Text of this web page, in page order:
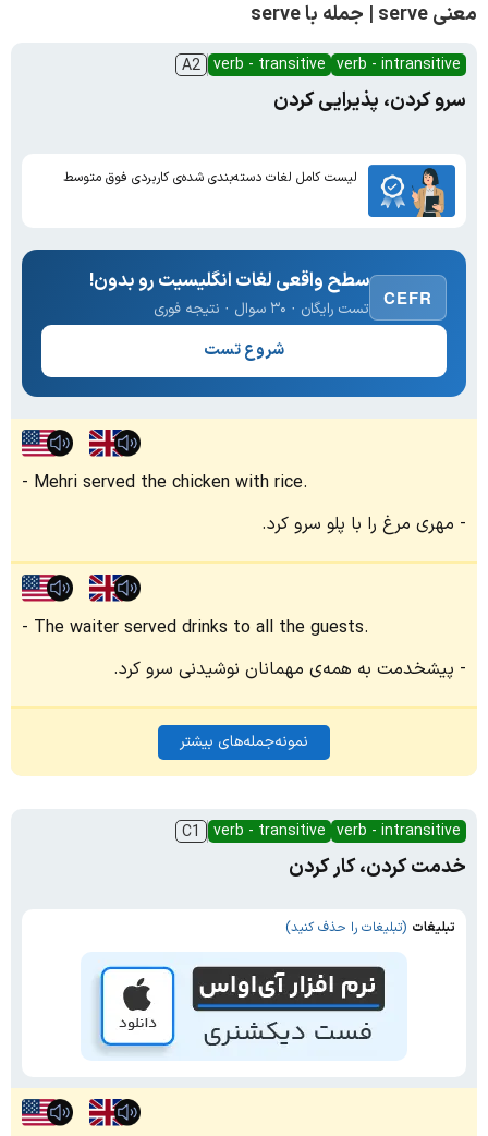
معنی serve | جمله با serve
verb - intransitive
verb - transitive
A2
سرو کردن، پذیرایی کردن
لیست کامل لغات دسته‌بندی شده‌ی کاربردی فوق متوسط
CEFR
سطح واقعی لغات انگلیسیت رو بدون!
تست رایگان · ۳۰ سوال · نتیجه فوری
شروع تست
Mehri served the chicken with rice.
مهری مرغ را با پلو سرو کرد.
The waiter served drinks to all the guests.
پیشخدمت به همه‌ی مهمانان نوشیدنی سرو کرد.
نمونه‌جمله‌های بیشتر
verb - intransitive
verb - transitive
C1
خدمت کردن، کار کردن
تبلیغات (تبلیغات را حذف کنید)